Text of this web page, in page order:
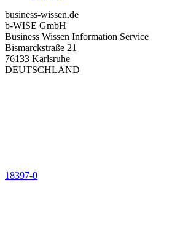
business-wissen.de
b-WISE GmbH
Business Wissen Information Service
Bismarckstraße 21
76133 Karlsruhe
DEUTSCHLAND
18397-0